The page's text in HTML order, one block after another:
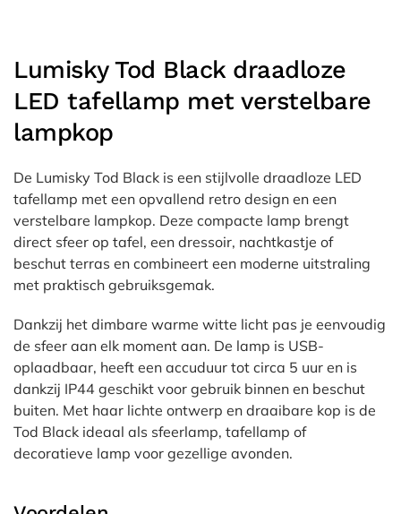
Lumisky Tod Black draadloze
LED tafellamp met verstelbare
lampkop
De Lumisky Tod Black is een stijlvolle draadloze LED
tafellamp met een opvallend retro design en een
verstelbare lampkop. Deze compacte lamp brengt
direct sfeer op tafel, een dressoir, nachtkastje of
beschut terras en combineert een moderne uitstraling
met praktisch gebruiksgemak.
Dankzij het dimbare warme witte licht pas je eenvoudig
de sfeer aan elk moment aan. De lamp is USB-
oplaadbaar, heeft een accuduur tot circa 5 uur en is
dankzij IP44 geschikt voor gebruik binnen en beschut
buiten. Met haar lichte ontwerp en draaibare kop is de
Tod Black ideaal als sfeerlamp, tafellamp of
decoratieve lamp voor gezellige avonden.